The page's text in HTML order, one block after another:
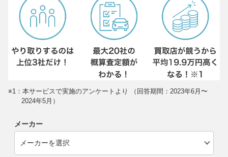
※1：本サービスで実施のアンケートより （回答期間：2023年6月〜
2024年5月）
メーカー